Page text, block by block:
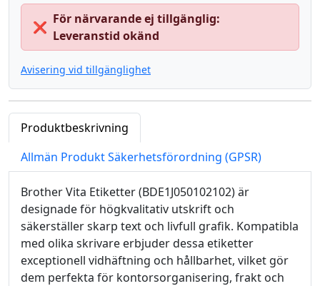
❌
För närvarande ej tillgänglig:
Leveranstid okänd
Avisering vid tillgänglighet
Produktbeskrivning
Allmän Produkt Säkerhetsförordning (GPSR)
Brother Vita Etiketter (BDE1J050102102) är
designade för högkvalitativ utskrift och
säkerställer skarp text och livfull grafik. Kompatibla
med olika skrivare erbjuder dessa etiketter
exceptionell vidhäftning och hållbarhet, vilket gör
dem perfekta för kontorsorganisering, frakt och